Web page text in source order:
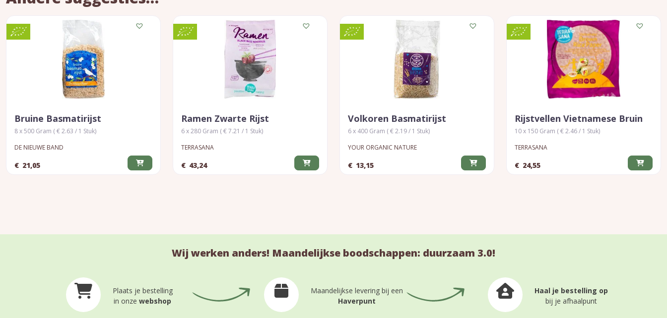
Bruine Basmatirijst
8 x 500 Gram ( € 2.63 / 1 Stuk)
DE NIEUWE BAND
€ 21,05
Ramen Zwarte Rijst
6 x 280 Gram ( € 7.21 / 1 Stuk)
TERRASANA
€ 43,24
Volkoren Basmatirijst
6 x 400 Gram ( € 2.19 / 1 Stuk)
YOUR ORGANIC NATURE
€ 13,15
Rijstvellen Vietnamese Bruin
10 x 150 Gram ( € 2.46 / 1 Stuk)
TERRASANA
€ 24,55
Wij werken anders! Maandelijkse boodschappen: duurzaam 3.0!
Plaats je bestelling
in onze webshop
Maandelijkse levering bij een
Haverpunt
Haal je bestelling op
bij je afhaalpunt